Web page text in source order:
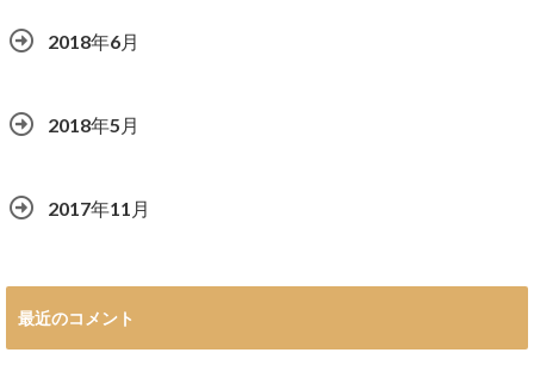
2018年6月
2018年5月
2017年11月
最近のコメント